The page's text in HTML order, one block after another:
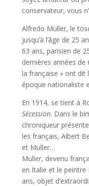
conservateur, vous
Alfredo Müller, le
jusqu’à l’âge de 25
63 ans, parisien de
dernières années
la française » ont dit
époque nationaliste
En 1914, se tient à
Sécession. Dans le
chroniqueur
les français, Albert
et Muller…
Muller, devenu
en Italie et le peintre
ans, objet